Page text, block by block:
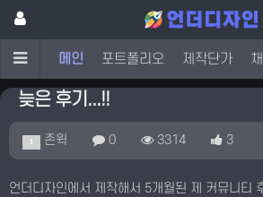
메인 포트폴리오 제작단가
늦은 후기...!!
존윅 0 3314 3
언더디자인에서 제작해서 5개월된 제 커뮤니티